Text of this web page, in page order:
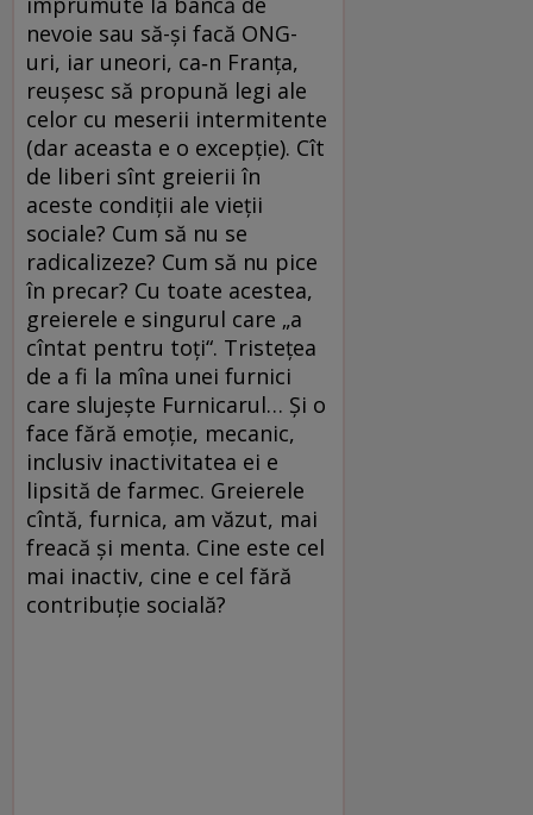
nevoie sau să-și facă ONG-
uri, iar uneori, ca‑n Franța,
reușesc să propună legi ale
celor cu meserii intermitente
(dar aceasta e o excepție). Cît
de liberi sînt greierii în
aceste condiții ale vieții
sociale? Cum să nu se
radicalizeze? Cum să nu pice
în precar? Cu toate acestea,
greierele e singurul care „a
cîntat pentru toți“. Tristețea
de a fi la mîna unei furnici
care slujește Furnicarul… Și o
face fără emoție, mecanic,
inclusiv inactivitatea ei e
lipsită de farmec. Greierele
cîntă, furnica, am văzut, mai
freacă și menta. Cine este cel
mai inactiv, cine e cel fără
contribuție socială?